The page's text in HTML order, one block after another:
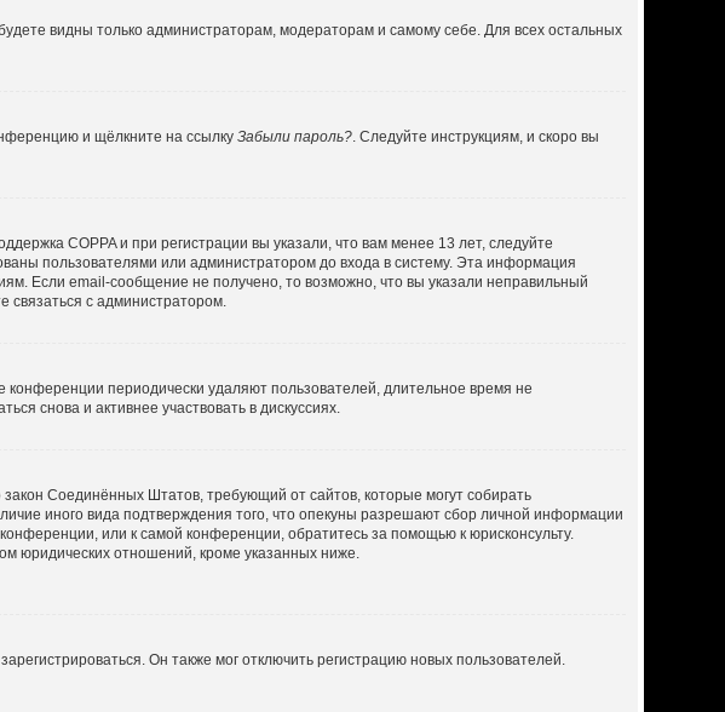
видны только администраторам, модераторам и самому себе. Для всех остальных
и щёлкните на ссылкуЗабыли пароль?. Следуйте инструкциям, и скоро вы
COPPA и при регистрации вы указали, что вам менее 13 лет, следуйте
пользователями или администратором до входа в систему. Эта информация
Если email-сообщение не получено, то возможно, что вы указали неправильный
связаться с администратором.
периодически удаляют пользователей, длительное время не
снова и активнее участвовать в дискуссиях.
Соединённых Штатов, требующий от сайтов, которые могут собирать
иного вида подтверждения того, что опекуны разрешают сбор личной информации
или к самой конференции, обратитесь за помощью к юрисконсульту.
юридических отношений, кроме указанных ниже.
Он также мог отключить регистрацию новых пользователей.